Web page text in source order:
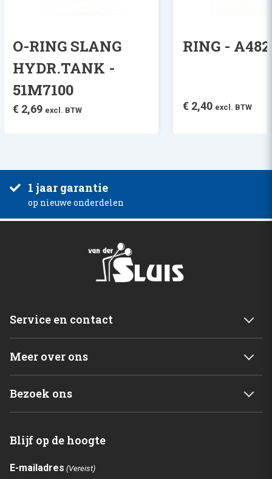
O-RING SLANG
HYDR.TANK -
51M7100
€ 2,69 excl. BTW
RING -
€ 2,40 excl. BTW
1 jaar garantie
op nieuwe onderdelen
Service en contact
Meer over ons
Shop
Contact
Bezoek ons
C. de Vriesweg 3 - 5
Blijf op de hoogte
E-mailadres (Vereist)